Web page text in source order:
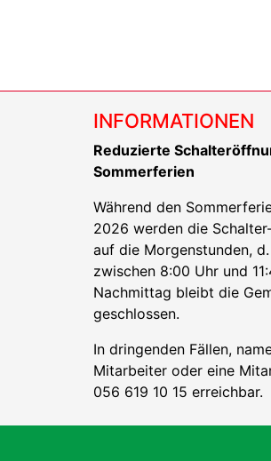
INFORMATIONEN
Reduzierte
Sommerferien
Während den
2026 werden die
auf die Morgenstunden,
zwischen 8:00 Uhr und
Nachmittag bleibt die
geschlossen.
In dringenden Fällen,
Mitarbeiter oder eine
056 619 10 15 erreichbar.